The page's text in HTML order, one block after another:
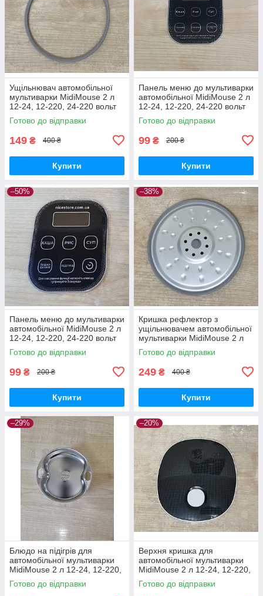
Ущільнювач автомобільної
мультиварки MidiMouse 2 л
12-24, 12-220, 24-220 вольт
Готово до відправки
149 ₴ 400 ₴
Купити
Панель меню до мультиварки
автомобільної MidiMouse 2 л
12-24, 12-220, 24-220 вольт
Готово до відправки
99 ₴ 200 ₴
Купити
–50%
Панель меню до мультиварки
автомобільної MidiMouse 2 л
12-24, 12-220, 24-220 вольт
українською мовою
Готово до відправки
99 ₴ 200 ₴
Купити
–38%
Кришка рефлектор з
ущільнювачем автомобільної
мультиварки MidiMouse 2 л
12-24, 12-220, 24-220 вольт
Готово до відправки
249 ₴ 400 ₴
Купити
–29%
Блюдо на підігрів для
автомобільної мультиварки
MidiMouse 2 л 12-24, 12-220,
24-220 вольт
Готово до відправки
–20%
Верхня кришка для
автомобільної мультиварки
MidiMouse 2 л 12-24, 12-220,
24-220 вольт
Готово до відправки